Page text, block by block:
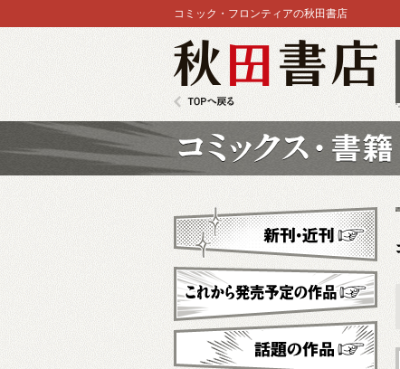
コミック・フロンティアの秋田書店
新刊・近刊
これから発売予定